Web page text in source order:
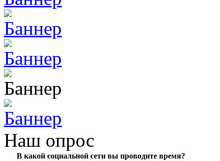
Наш опрос
В какой социальной сети вы проводите время?